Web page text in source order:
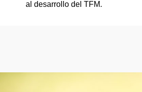
al desarrollo del TFM.